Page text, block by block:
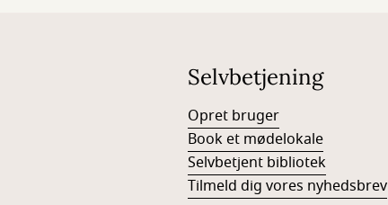
Selvbetjening
Opret bruger
Book et mødelokale
Selvbetjent bibliotek
Tilmeld dig vores nyhedsbrev